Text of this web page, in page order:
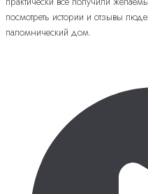
посмотреть истории и отзывы
паломнический дом.